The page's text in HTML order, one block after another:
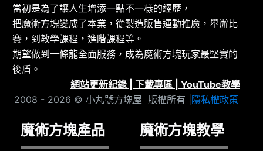
當初是為了讓人生增添一點不一樣的經歷，
把魔術方塊變成了本業，從製造販售運動推廣，舉辦比
賽，到教學課程，進階課程等。
期望做到一條龍全面服務，成為魔術方塊玩家最堅實的
後盾。
網站更新紀錄
下載專區
YouTube教學
2008 - 2026 © 小丸號方塊屋 版權所有 | 隱私權政策
魔術方塊產品 魔術方塊教學